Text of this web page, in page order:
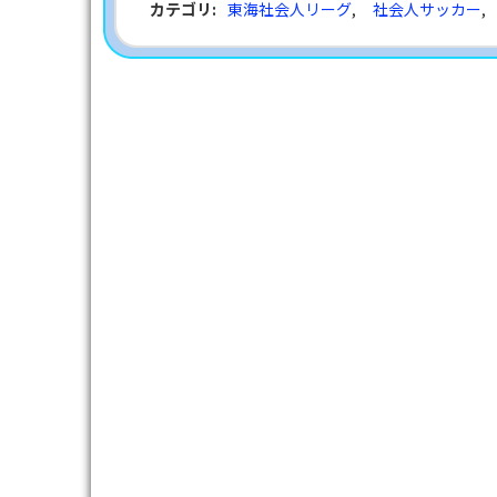
カテゴリ : 東海社会人リーグ, 社会人サッカー,